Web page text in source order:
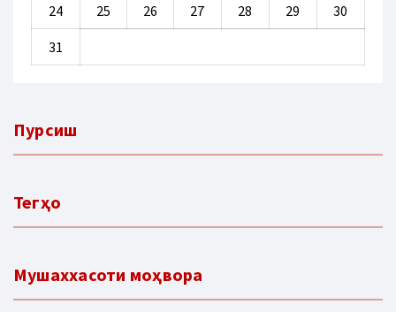
24 25 26 27 28 29 30
31
Пурсиш
Тегҳо
Мушаххасоти моҳвора